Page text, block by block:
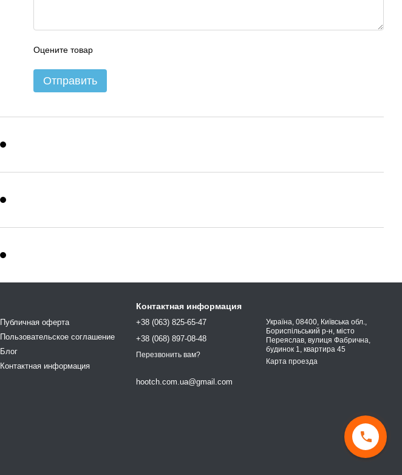
Оцените товар
Отправить
Публичная оферта
Пользовательское соглашение
Блог
Контактная информация
Контактная информация
+38 (063) 825-65-47
+38 (068) 897-08-48
Перезвонить вам?
hootch.com.ua@gmail.com
Україна, 08400, Київська обл.,
Бориспільський р-н, місто
Переяслав, вулиця Фабрична,
будинок 1, квартира 45
Карта проезда